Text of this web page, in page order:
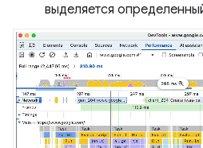
выделяется